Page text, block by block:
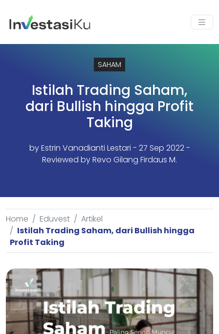
SAHAM
Istilah Trading Saham,
dari Bullish hingga Profit
Taking
byEstrin Vanadianti Lestari - 27 Sep 2022 -
Reviewed by Revo Gilang Firdaus M.
Home Eduvest
Artikel
Istilah Trading Saham, dari Bullish hingga
Profit Taking